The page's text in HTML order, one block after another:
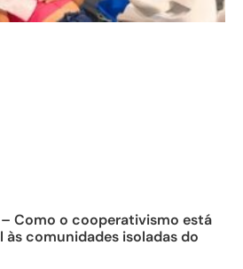
Como o cooperativismo está
às comunidades isoladas do